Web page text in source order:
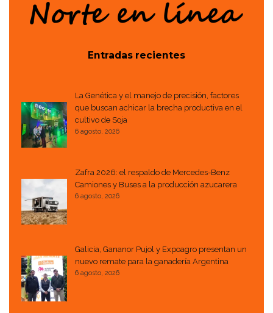
Entradas recientes
La Genética y el manejo de precisión, factores
que buscan achicar la brecha productiva en el
cultivo de Soja
6 agosto, 2026
Zafra 2026: el respaldo de Mercedes-Benz
Camiones y Buses a la producción azucarera
6 agosto, 2026
Galicia, Gananor Pujol y Expoagro presentan un
nuevo remate para la ganadería Argentina
6 agosto, 2026